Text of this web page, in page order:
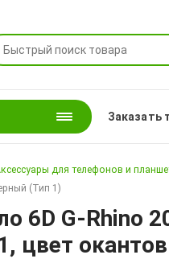
Заказать
для телефонов и
(Тип 1)
6D G-Rhino
цвет